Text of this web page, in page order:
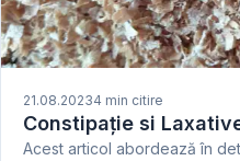
21.08.20234 min citire
Constipație si
Acest articol abordează în